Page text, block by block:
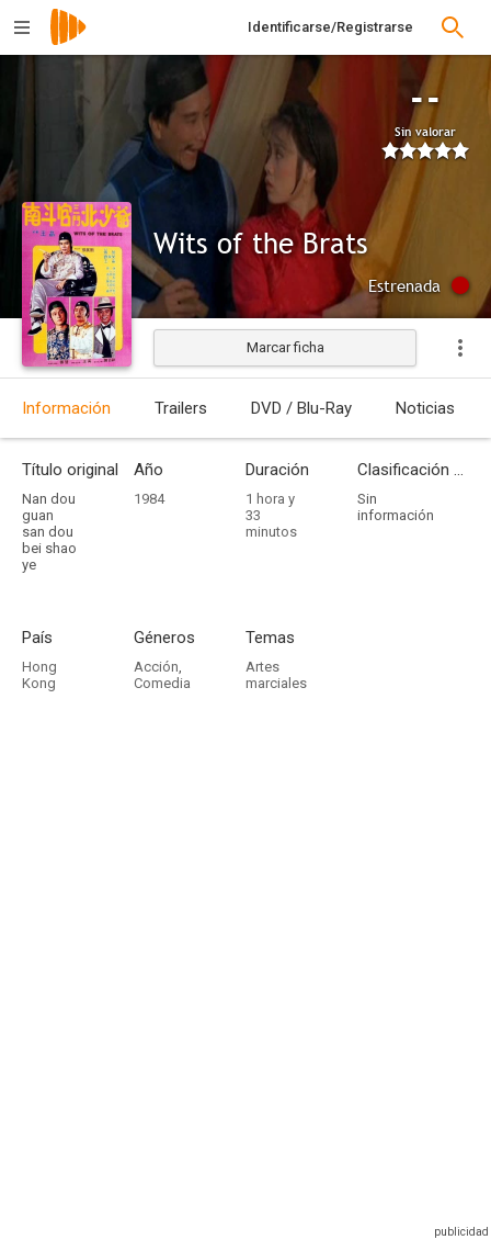
Identificarse/Registrarse
--
Sin valorar
Wits of the Brats
Estrenada
Marcar ficha
Información Trailers DVD / Blu-Ray Noticias
Título original
Nan dou
guan
san dou
bei shao
ye
Año
1984
Duración
1 hora y
33
minutos
Clasificación por edades
Sin
información
País
Hong
Kong
Géneros
Acción,
Comedia
Temas
Artes
marciales